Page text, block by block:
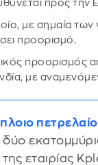
προς την
με σημαία
προορισμό.
προορισμός
με
δύο
εταιρίας